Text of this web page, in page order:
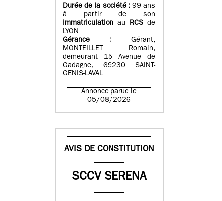
Durée de la société : 99 ans
à partir de son
immatriculation au RCSde
LYON
Gérance :
Gérant,
MONTEILLET Romain,
demeurant 15 Avenue de
Gadagne, 69230 SAINT-
GENIS-LAVAL
Annonce parue le
05/08/2026
AVIS DE CONSTITUTION
SCCV SERENA